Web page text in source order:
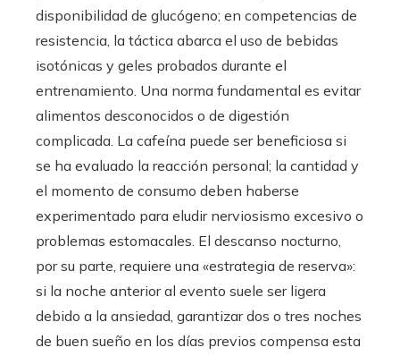
disponibilidad de glucógeno; en competencias de
resistencia, la táctica abarca el uso de bebidas
isotónicas y geles probados durante el
entrenamiento. Una norma fundamental es evitar
alimentos desconocidos o de digestión
complicada. La cafeína puede ser beneficiosa si
se ha evaluado la reacción personal; la cantidad y
el momento de consumo deben haberse
experimentado para eludir nerviosismo excesivo o
problemas estomacales. El descanso nocturno,
por su parte, requiere una «estrategia de reserva»:
si la noche anterior al evento suele ser ligera
debido a la ansiedad, garantizar dos o tres noches
de buen sueño en los días previos compensa esta